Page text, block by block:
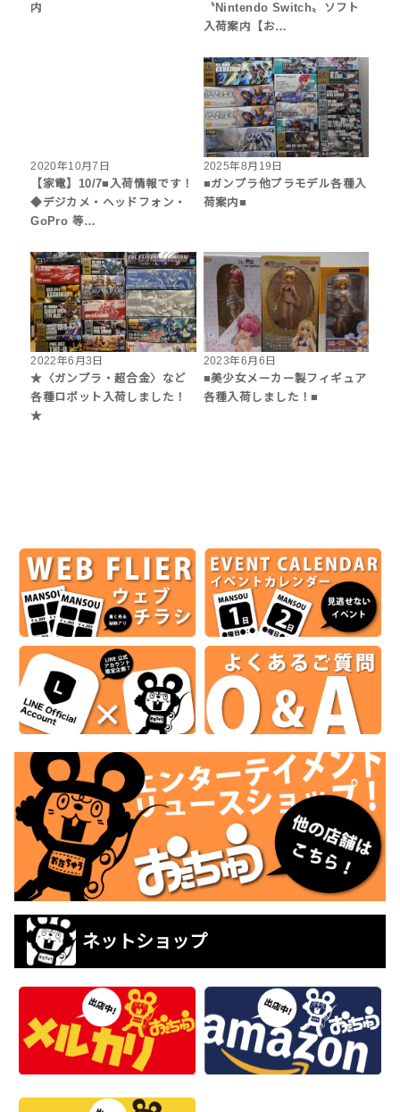
内
〝Nintendo Switch〟ソフト
入荷案内【お…
2020年10月7日
【家電】10/7■入荷情報です！
◆デジカメ・ヘッドフォン・
GoPro 等…
2025年8月19日
■ガンプラ他プラモデル各種入
荷案内■
2022年6月3日
★〈ガンプラ・超合金〉など
各種ロボット入荷しました！
★
2023年6月6日
■美少女メーカー製フィギュア
各種入荷しました！■
ネットショップ